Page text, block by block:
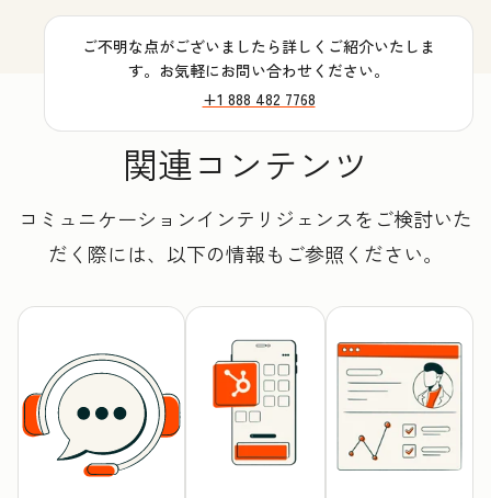
ご不明な点がございましたら詳しくご紹介いたしま
す。お気軽にお問い合わせください。
+1 888 482 7768
関連コンテンツ
コミュニケーションインテリジェンスをご検討いた
だく際には、以下の情報もご参照ください。